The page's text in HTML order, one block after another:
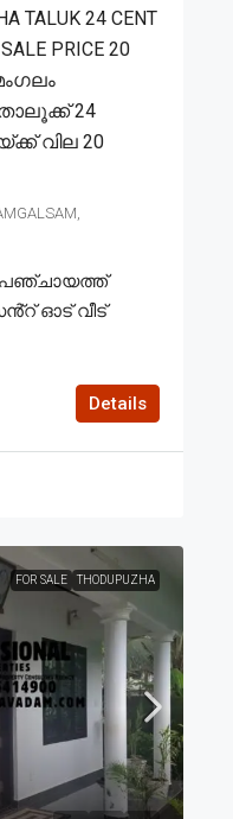
TALUK 24 CENT
PRICE 20
24
വില 20
പഞ്ചായത്ത്
ഓട് വീട്
Details
FOR SALE THODUPUZHA